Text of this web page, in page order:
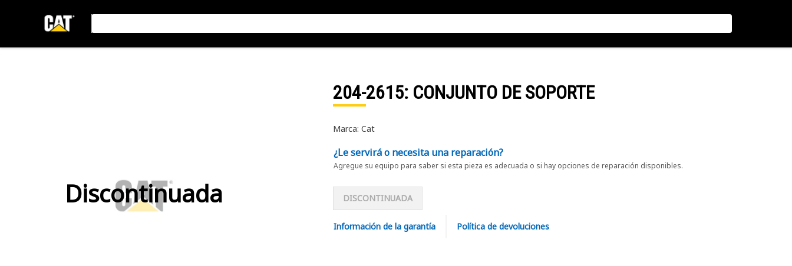
Discontinuada
204-2615: CONJUNTO DE SOPORTE
Marca: Cat
¿Le servirá o necesita una reparación?
Agregue su equipo para saber si esta pieza es adecuada o si hay opciones de reparación disponibles.
DISCONTINUADA
Información de la garantía Política de devoluciones